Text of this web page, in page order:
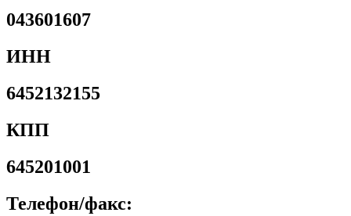
043601607
ИНН
6452132155
КПП
645201001
Телефон/факс: